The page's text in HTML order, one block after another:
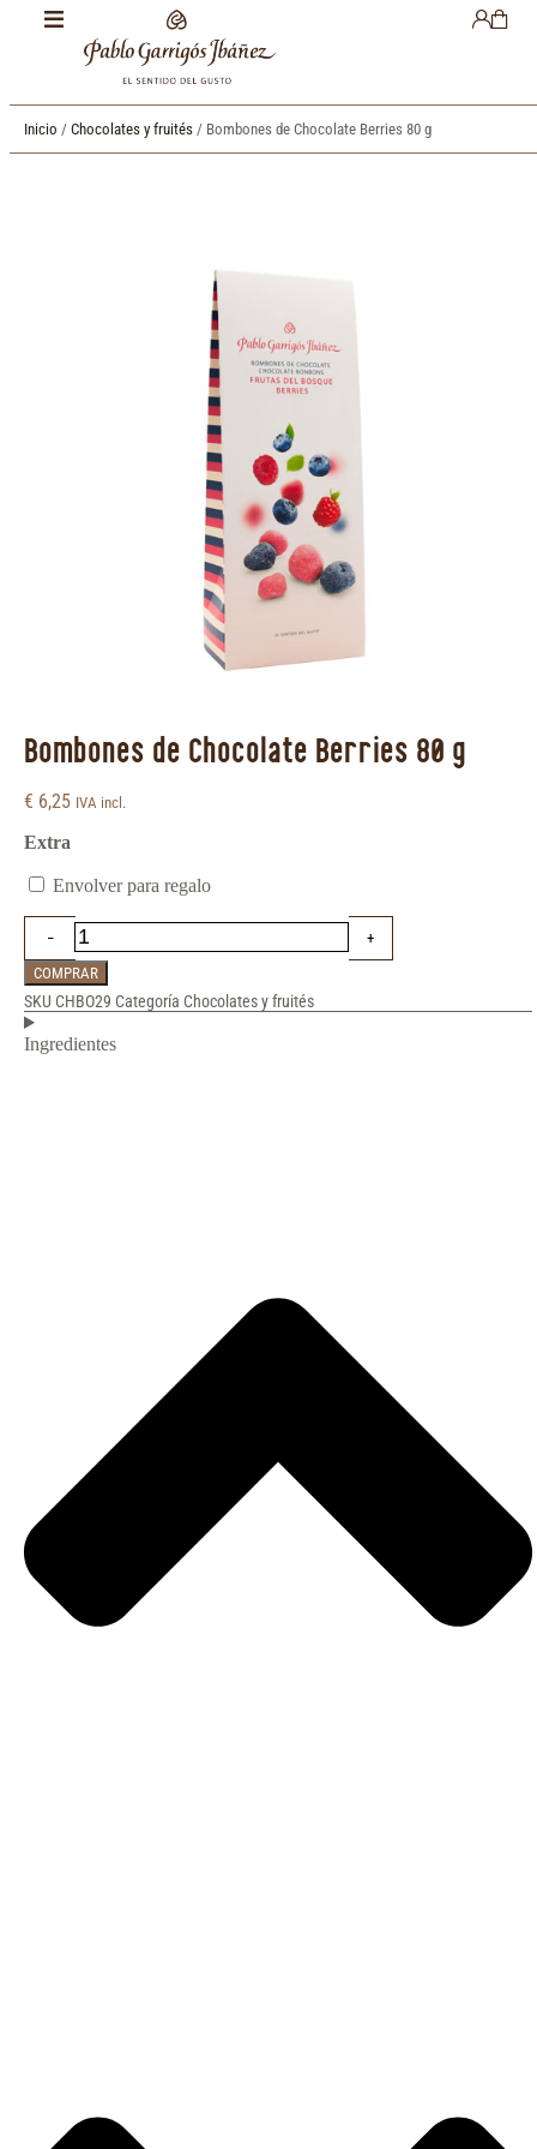
Inicio / Chocolates y fruités / Bombones de Chocolate Berries 80 g
Bombones de Chocolate Berries 80 g
€ 6,25 IVA incl.
Extra
Envolver para regalo
COMPRAR
SKU CHBO29 Categoría Chocolates y fruités
Ingredientes